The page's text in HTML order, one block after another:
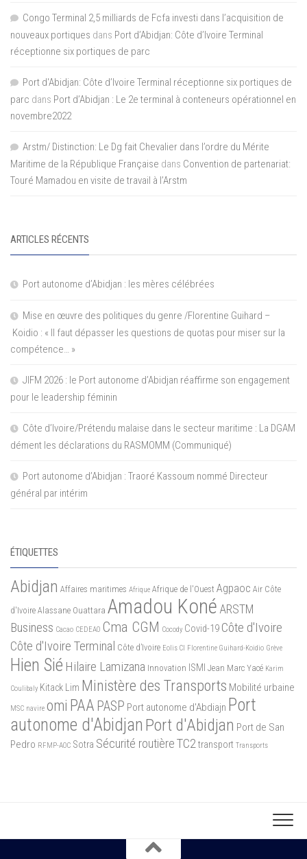
Congo Terminal 2,5 milliards de Fcfa investi dans l’acquisition de
nouveaux portiques dans Port d’Abidjan: Côte d’Ivoire Terminal
réceptionne six portiques de parc
Port d'Abidjan: Côte d’Ivoire Terminal réceptionne six portiques de
parc dans Port d’Abidjan : Le 2e terminal à conteneurs opérationnel en
novembre2022
Arstm/ Distinction: Le Dg fait Chevalier dans l’ordre du Mérite
Maritime de la République Française dans Convention de partenariat:
Touré Mamadou en visite de travail à l’Arstm
ARTICLES RÉCENTS
Port autonome d’Abidjan : les mères célébrées
Mise en œuvre des politiques du genre /Florentine Guihard –
Koidio : « Il faut dépasser les questions de quotas pour miser sur la
compétence… »
JIFM 2026 : le Port autonome d’Abidjan réaffirme son engagement
pour le leadership féminin
Côte d’Ivoire/Prétendu malaise dans le secteur maritime : La DGAM
dément les déclarations du RASMOMM (Communiqué)
Port autonome d’Abidjan : Traoré Kassoum nommé Directeur
général par intérim
ÉTIQUETTES
Abidjan Affaires maritimes Afrique Afrique de l'Ouest Agpaoc Air Côte
d'Ivoire Alassane Ouattara Amadou Koné ARSTM
Business Cacao CEDEAO Cma CGM Cocody Covid-19 Côte d'Ivoire
Côte d'Ivoire Terminal Côte d’Ivoire Eolis CI Florentine Guihard-Koidio Grève
Hien Sié Hilaire Lamizana Innovation ISMI Jean Marc Yacé Karim
Coulibaly Kitack Lim Ministère des Transports Mobilité urbaine
MSC navire omi PAA PASP Port autonome d'Abdiajn Port
autonome d'Abidjan Port d'Abidjan Port de San
Pedro RFMP-AOC Sotra Sécurité routièreTC2transport Transports